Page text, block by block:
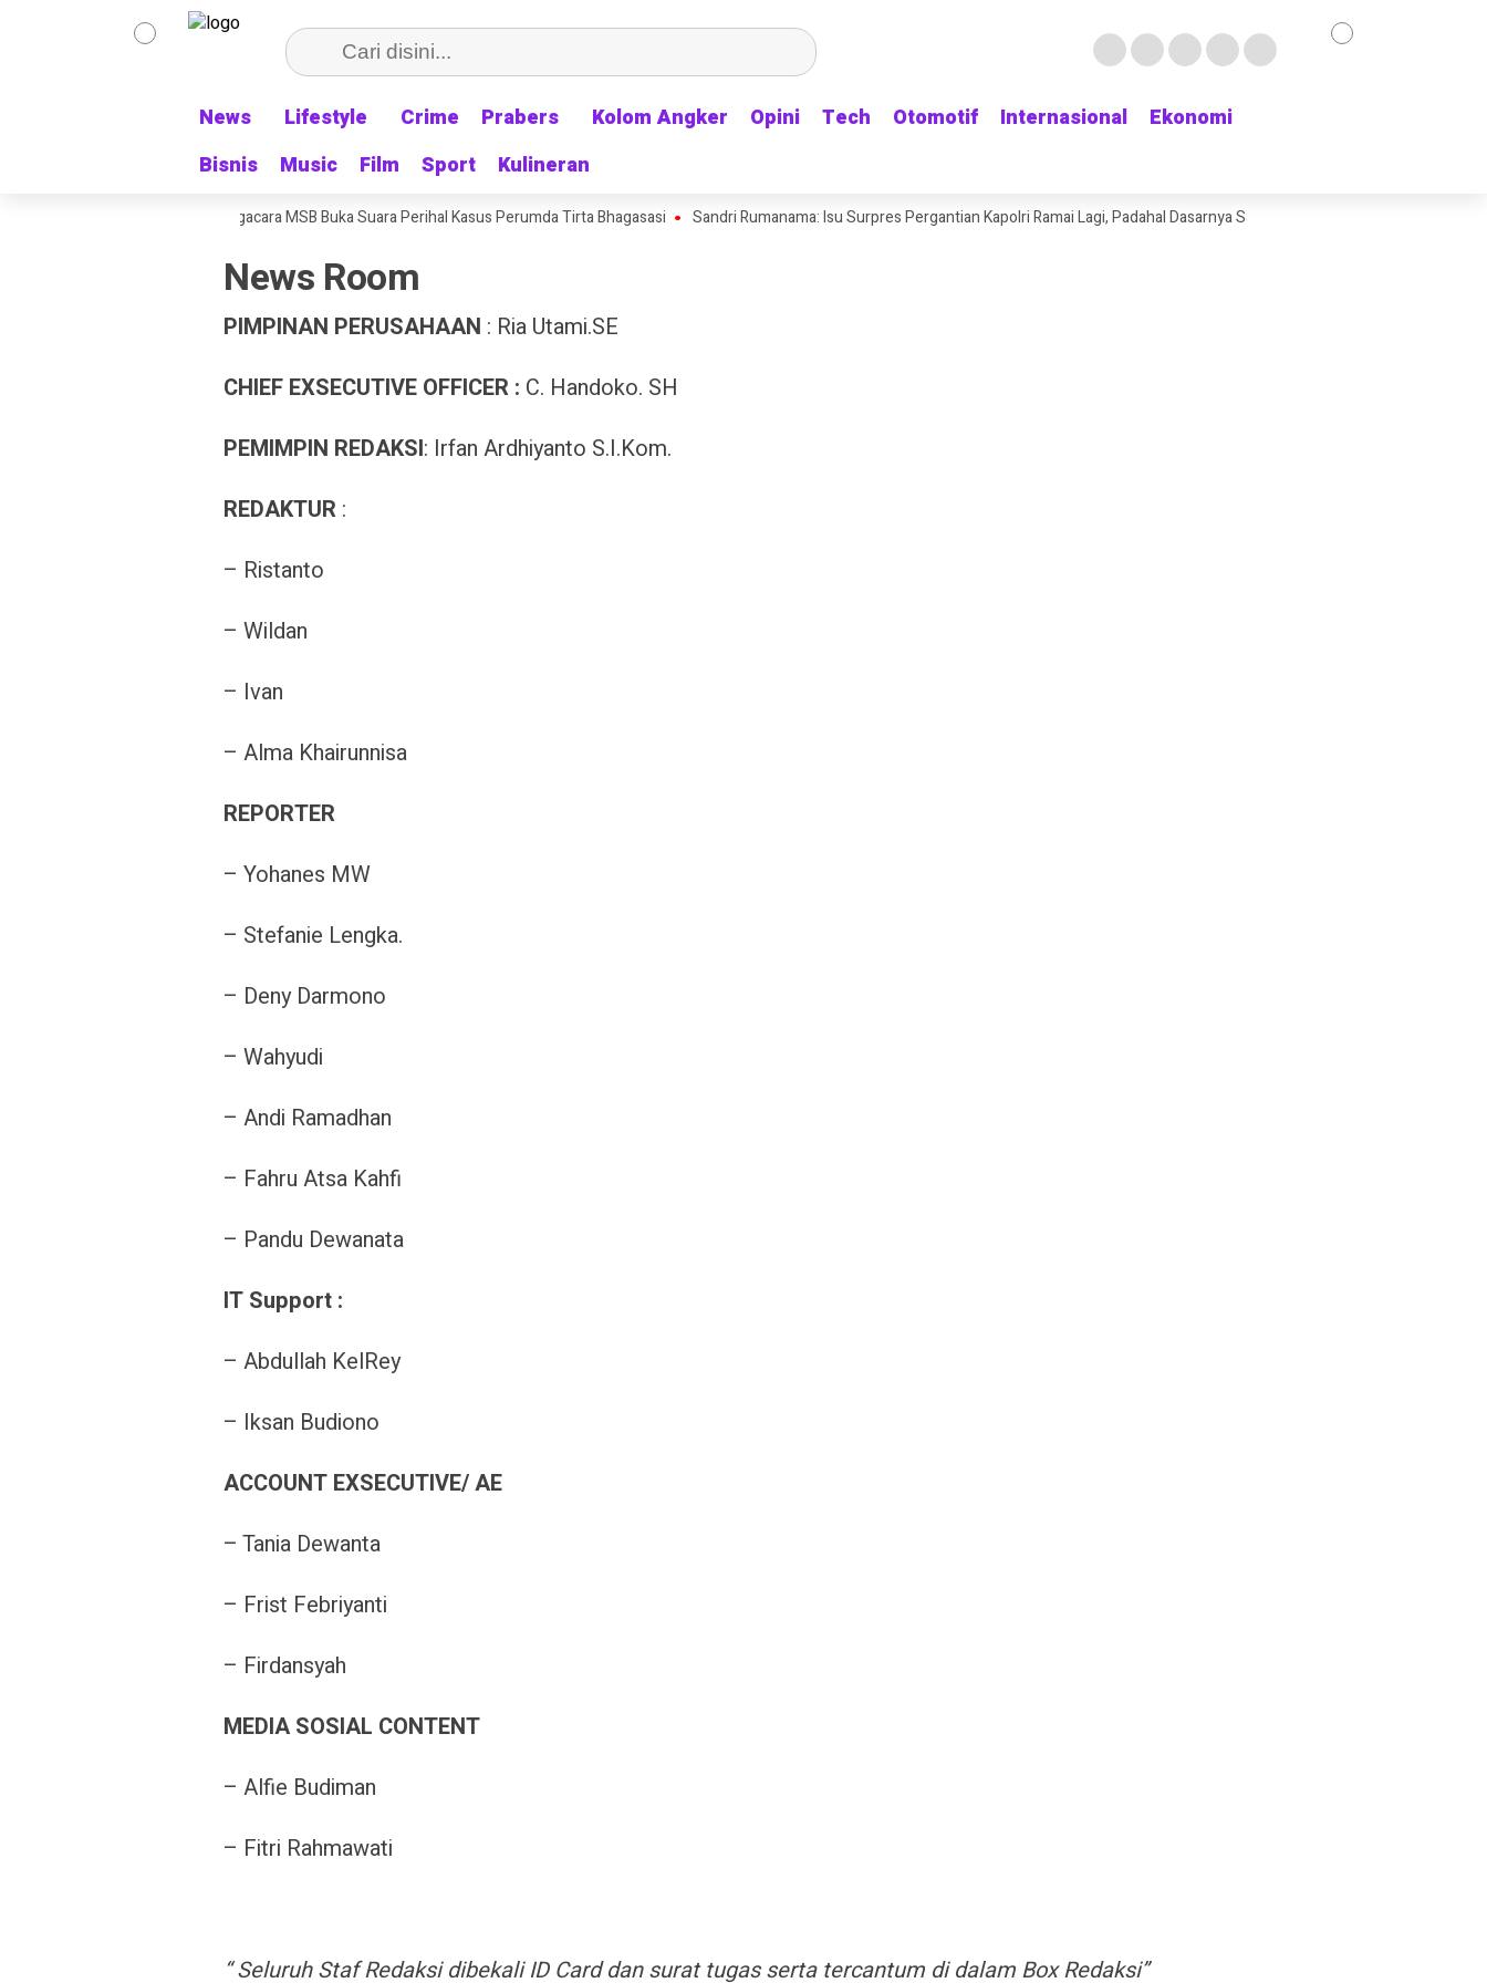
News Lifestyle Crime Prabers Kolom Angker Opini Tech Otomotif Internasional
Ekonomi
Bisnis
Music Film Sport Kulineran
News Lifestyle Crime Prabers Kolom Angker Opini Tech Otomotif Internasional
Ekonomi
Bisnis
Music Film Sport Kulineran
Pakai Rekening Pribadi, Pengacara MSB Buka Suara Perihal Kasus Perumda Tirta Bhagasasi Sandri Rumanama: Isu Surpres Pergantian Kapolri Ramai Lagi, Padahal Dasarnya Saja Belum Kelihatan
News Room
PIMPINAN PERUSAHAAN : Ria Utami.SE
CHIEF EXSECUTIVE OFFICER : C. Handoko. SH
PEMIMPIN REDAKSI: Irfan Ardhiyanto S.I.Kom.
REDAKTUR :
– Ristanto
– Wildan
– Ivan
– Alma Khairunnisa
REPORTER
– Yohanes MW
– Stefanie Lengka.
– Deny Darmono
– Wahyudi
– Andi Ramadhan
– Fahru Atsa Kahfi
– Pandu Dewanata
IT Support :
– Abdullah KelRey
– Iksan Budiono
ACCOUNT EXSECUTIVE/ AE
– Tania Dewanta
– Frist Febriyanti
– Firdansyah
MEDIA SOSIAL CONTENT
– Alfie Budiman
– Fitri Rahmawati
“ Seluruh Staf Redaksi dibekali ID Card dan surat tugas serta tercantum di dalam Box Redaksi”